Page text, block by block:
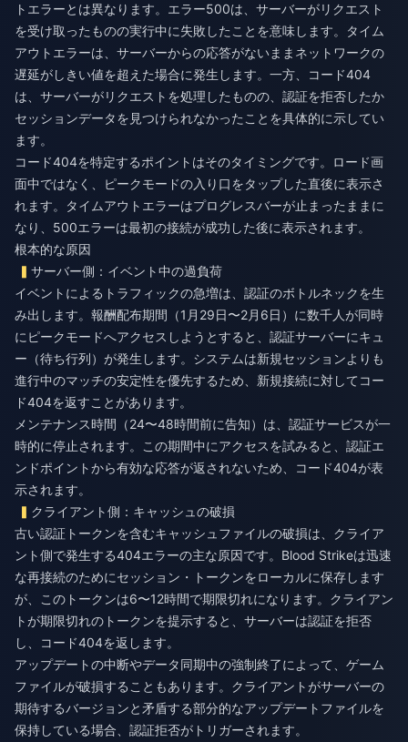
トエラーとは異なります。エラー500は、サーバーがリクエスト
を受け取ったものの実行中に失敗したことを意味します。タイム
アウトエラーは、サーバーからの応答がないままネットワークの
遅延がしきい値を超えた場合に発生します。一方、コード404
は、サーバーがリクエストを処理したものの、認証を拒否したか
セッションデータを見つけられなかったことを具体的に示してい
ます。
コード404を特定するポイントはそのタイミングです。ロード画
面中ではなく、ピークモードの入り口をタップした直後に表示さ
れます。タイムアウトエラーはプログレスバーが止まったままに
なり、500エラーは最初の接続が成功した後に表示されます。
根本的な原因
サーバー側：イベント中の過負荷
イベントによるトラフィックの急増は、認証のボトルネックを生
み出します。報酬配布期間（1月29日〜2月6日）に数千人が同時
にピークモードへアクセスしようとすると、認証サーバーにキュ
ー（待ち行列）が発生します。システムは新規セッションよりも
進行中のマッチの安定性を優先するため、新規接続に対してコー
ド404を返すことがあります。
メンテナンス時間（24〜48時間前に告知）は、認証サービスが一
時的に停止されます。この期間中にアクセスを試みると、認証エ
ンドポイントから有効な応答が返されないため、コード404が表
示されます。
クライアント側：キャッシュの破損
古い認証トークンを含むキャッシュファイルの破損は、クライア
ント側で発生する404エラーの主な原因です。Blood Strikeは迅速
な再接続のためにセッション・トークンをローカルに保存します
が、このトークンは6〜12時間で期限切れになります。クライアン
トが期限切れのトークンを提示すると、サーバーは認証を拒否
し、コード404を返します。
アップデートの中断やデータ同期中の強制終了によって、ゲーム
ファイルが破損することもあります。クライアントがサーバーの
期待するバージョンと矛盾する部分的なアップデートファイルを
保持している場合、認証拒否がトリガーされます。